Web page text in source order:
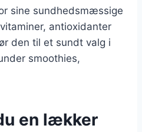
sine sundhedsmæssige
antioxidanter
den til et sundt valg i
smoothies,
en lækker